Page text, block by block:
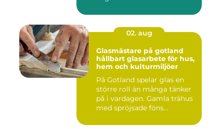
02. aug
Glasmästare på gotland
hållbart glasarbete för hus,
hem och kulturmiljöer
På Gotland spelar glas en
större roll än många tänker
på i vardagen. Gamla trähus
med spröjsade föns...